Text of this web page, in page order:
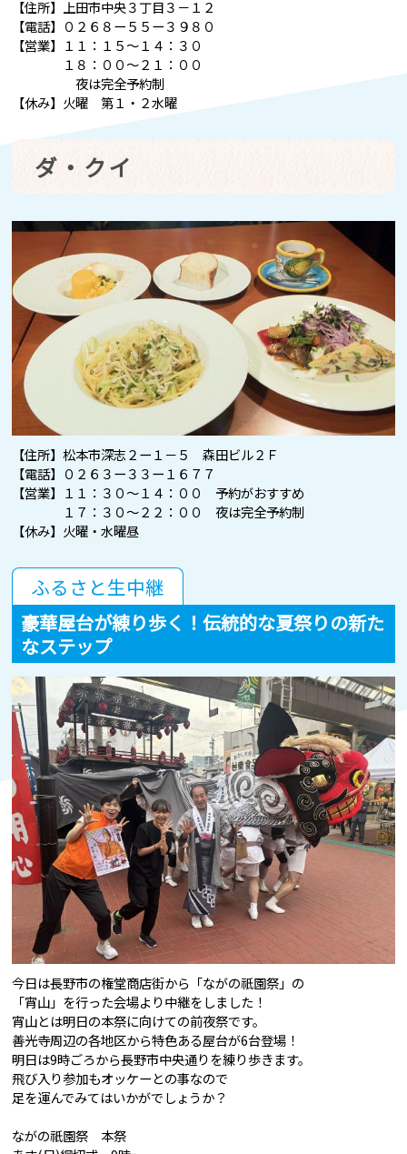
【住所】上田市中央３丁目３－１２
【電話】０２６８ー５５ー３９８０
【営業】１１：１５～１４：３０
１８：００～２１：００
夜は完全予約制
【休み】火曜 第１・２水曜
ダ・クイ
【住所】松本市深志２ー１－５ 森田ビル２Ｆ
【電話】０２６３ー３３ー１６７７
【営業】１１：３０～１４：００ 予約がおすすめ
１７：３０～２２：００ 夜は完全予約制
【休み】火曜・水曜昼
ふるさと生中継
豪華屋台が練り歩く！伝統的な夏祭りの新た
なステップ
今日は長野市の権堂商店街から「ながの祇園祭」の
「宵山」を行った会場より中継をしました！
宵山とは明日の本祭に向けての前夜祭です。
善光寺周辺の各地区から特色ある屋台が6台登場！
明日は9時ごろから長野市中央通りを練り歩きます。
飛び入り参加もオッケーとの事なので
足を運んでみてはいかがでしょうか？
ながの祇園祭 本祭